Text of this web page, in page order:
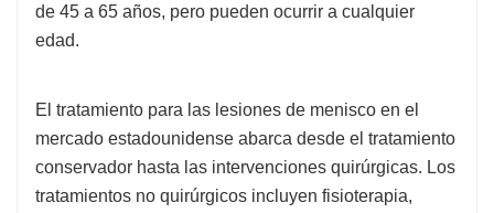
de 45 a 65 años, pero pueden ocurrir a cualquier
edad.
El tratamiento para las lesiones de menisco en el
mercado estadounidense abarca desde el tratamiento
conservador hasta las intervenciones quirúrgicas. Los
tratamientos no quirúrgicos incluyen fisioterapia,